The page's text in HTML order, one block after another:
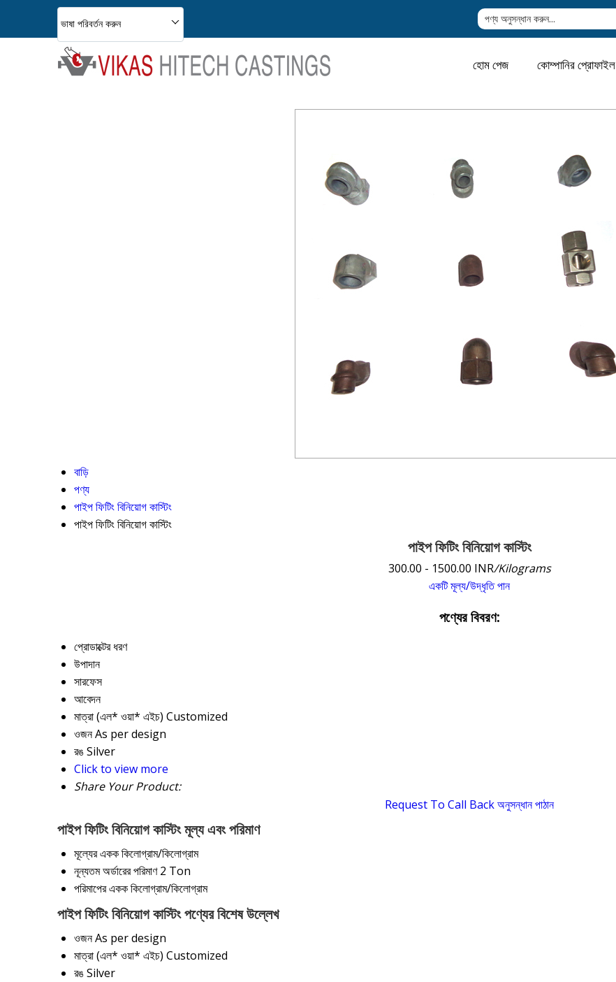
ভাষা পরিবর্তন করুন
হোম পেজ কোম্পানির প্রোফাইল
বাড়ি
পণ্য
পাইপ ফিটিং বিনিয়োগ কাস্টিং
পাইপ ফিটিং বিনিয়োগ কাস্টিং
পাইপ ফিটিং বিনিয়োগ কাস্টিং
300.00 - 1500.00 INR/Kilograms
একটি মূল্য/উদ্ধৃতি পান
পণ্যের বিবরণ:
প্রোডাক্টের ধরণ
উপাদান
সারফেস
আবেদন
মাত্রা (এল* ওয়া* এইচ) Customized
ওজনAs per design
রঙSilver
Click to view more
Share Your Product:
Request To Call Backঅনুসন্ধান পাঠান
পাইপ ফিটিং বিনিয়োগ কাস্টিং মূল্য এবং পরিমাণ
মূল্যের একককিলোগ্রাম/কিলোগ্রাম
নূন্যতম অর্ডারের পরিমাণ 2 Ton
পরিমাপের একককিলোগ্রাম/কিলোগ্রাম
পাইপ ফিটিং বিনিয়োগ কাস্টিং পণ্যের বিশেষ উল্লেখ
ওজনAs per design
মাত্রা (এল* ওয়া* এইচ) Customized
রঙSilver